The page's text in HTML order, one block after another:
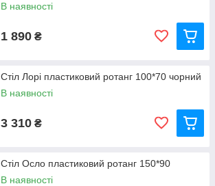
В наявності
1 890 ₴
Стіл Лорі пластиковий ротанг 100*70 чорний
В наявності
3 310 ₴
Стіл Осло пластиковий ротанг 150*90
В наявності